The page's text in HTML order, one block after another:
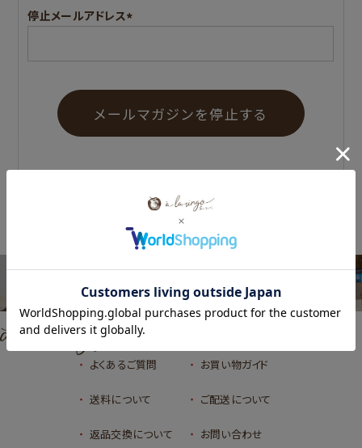
停止メールアドレス
須)
BRAND SITE
ブランドWEBサイト
REAL SHOP
実店舗紹介
よくあるご質問 お買い物ガイド
送料について ご配送について
返品交換について お問い合わせ